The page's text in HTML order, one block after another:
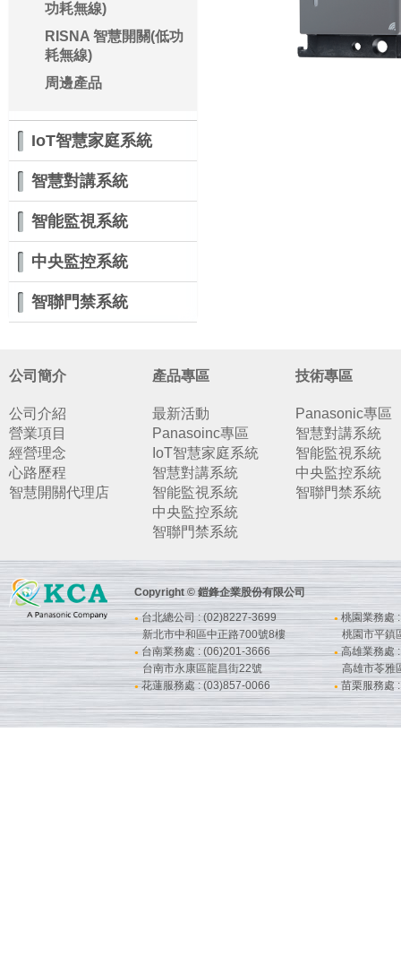
功耗無線)
RISNA 智慧開關(低功
耗無線)
周邊產品
IoT智慧家庭系統
智慧對講系統
智能監視系統
中央監控系統
智聯門禁系統
公司簡介
公司介紹
營業項目
經營理念
心路歷程
智慧開關代理店
產品專區
最新活動
Panasoinc專區
IoT智慧家庭系統
智慧對講系統
智能監視系統
中央監控系統
智聯門禁系統
技術專區
Panasonic專區
智慧對講系統
智能監視系統
中央監控系統
智聯門禁系統
Copyright © 鎧鋒企業股份有限公司
●台北總公司 : (02)8227-3699
新北市中和區中正路700號8樓
● 桃園業務處
桃園市平鎮
● 台南業務處 : (06)201-3666
台南市永康區龍昌街22號
●高雄業務處
高雄市苓雅
●花蓮服務處 : (03)857-0066 ● 苗栗服務處